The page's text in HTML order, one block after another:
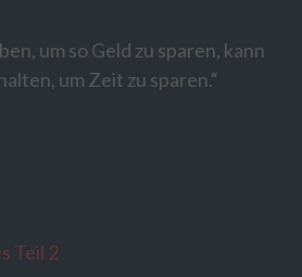
um so Geld zu sparen, kann
um Zeit zu sparen.“
Teil 2